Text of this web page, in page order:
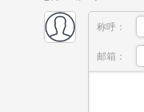
称呼：
邮箱：